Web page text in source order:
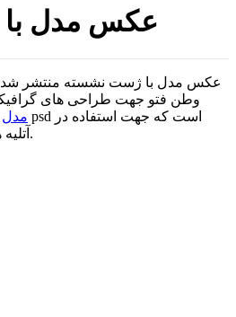
عکس مدل
عکس مدل با ژست نشسته منتشر
وطن فتو جهت طراحی های
مدل
آتلیه ها بسیار مفید می تواند باشد.